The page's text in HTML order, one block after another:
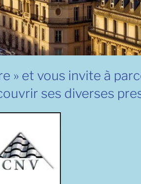
» et vous invite à
ses diverses